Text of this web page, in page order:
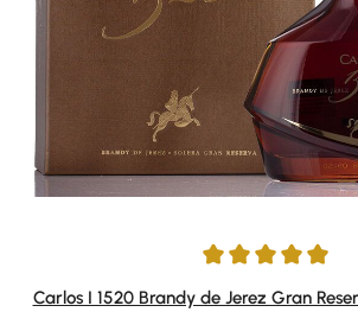
Durchschnittliche Bewertung von 4.96
Carlos I 1520 Brandy de Jerez Gran